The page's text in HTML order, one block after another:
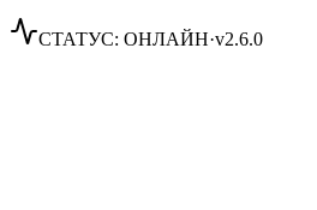
СТАТУС: ОНЛАЙН·v2.6.0